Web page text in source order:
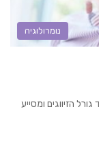
נומרולוגיה
הזיווגים ומסייע